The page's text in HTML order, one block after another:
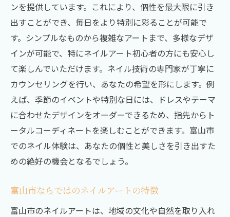
ンを提供しています。これにより、個性を最大限に引き
出すことができ、毎日をより特別に彩ることが可能で
す。シンプルなものから複雑なアートまで、多様なデザ
インが可能で、特にネイルアート初心者の方にも安心し
て楽しんでいただけます。ネイル技術の専門家が丁寧に
カウンセリングを行い、あなたの希望を形にします。例
えば、季節のイベントや特別な日には、ドレスやテーマ
に合わせたデザインをオーダーできるため、指先からト
ータルコーディネートを楽しむことができます。富山市
でのネイル体験は、あなたの個性と美しさを引き出すた
めの絶好の機会となるでしょう。
富山市ならではのネイルアートの特徴
富山市のネイルアートは、地域の文化や自然を取り入れ